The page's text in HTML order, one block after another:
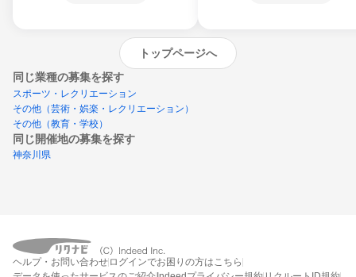
トップページへ
同じ業種の募集を探す
スポーツ・レクリエーション
その他（芸術・娯楽・レクリエーション）
その他（教育・学校）
同じ開催地の募集を探す
神奈川県
エントリーするとプログラムの詳細案内を
受け取れるようになります
ヘルプ・お問い合わせ ログインでお困りの方はこちら